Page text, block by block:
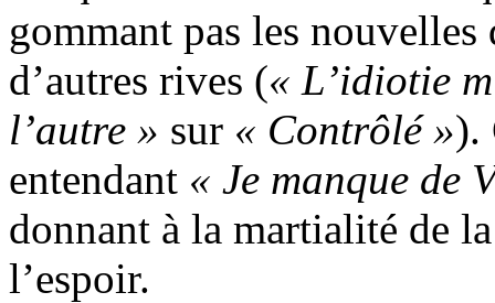
gommant pas les
d’autres rives (« L’idiotie
l’autre » sur « Contrôlé »).
entendant « Je manque de
donnant à la martialité de
l’espoir.